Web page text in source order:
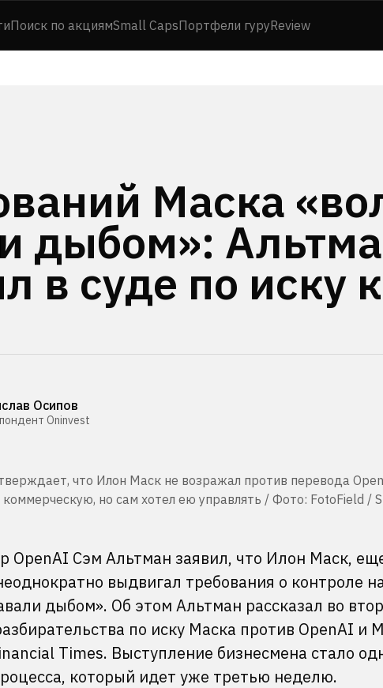
Поиск по акциямSmall CapsПортфели гуруReview
Маска
дыбом»:
в суде по иску
Осипов
Oninvest
что Илон Маск не возражал против перевода
коммерческую, но сам хотел ею управлять / Фото: FotoField /
OpenAI Сэм Альтман заявил, что Илон Маск,
выдвигал требования о контроле
дыбом». Об этом Альтман рассказал во
по иску Маска против OpenAI и
Times. Выступление бизнесмена стало
который идет уже третью неделю.